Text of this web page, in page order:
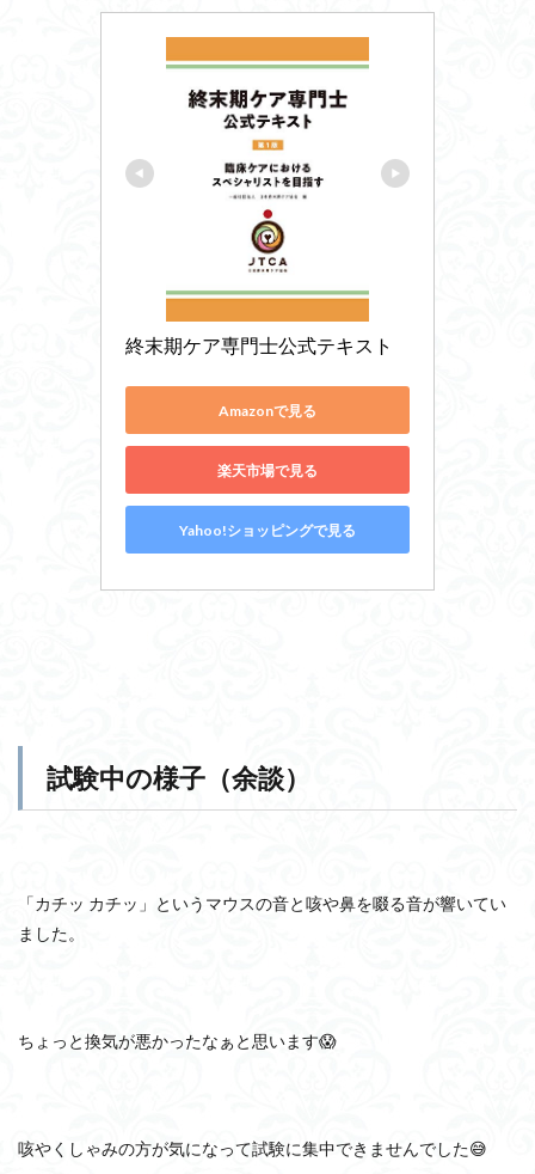
終末期ケア専門士公式テキスト
Amazonで見る
楽天市場で見る
Yahoo!ショッピングで見る
試験中の様子（余談）
「カチッ カチッ」というマウスの音と咳や鼻を啜る音が響いてい
ました。
ちょっと換気が悪かったなぁと思います😱
咳やくしゃみの方が気になって試験に集中できませんでした😅